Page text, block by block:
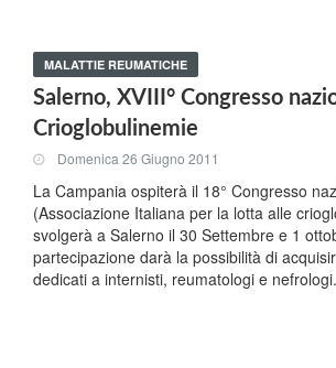
MALATTIE REUMATICHE
Salerno, XVIII° Congresso
Crioglobulinemie
Domenica 26 Giugno 2011
La Campania ospiterà il 18° Congresso
(Associazione Italiana per la lotta alle
svolgerà a Salerno il 30 Settembre e 1
partecipazione darà la possibilità di
dedicati a internisti, reumatologi e nefrologi.